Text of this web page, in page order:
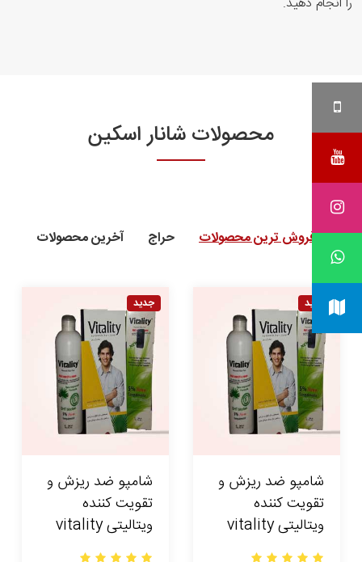
محصولات شانار اسکین
پرفروش ترین محصولات حراج آخرین محصولات
جدید
شامپو ضد ریزش و
تقویت کننده
ویتالیتی vitality
جدید
شامپو ضد ریزش و
تقویت کننده
ویتالیتی vitality